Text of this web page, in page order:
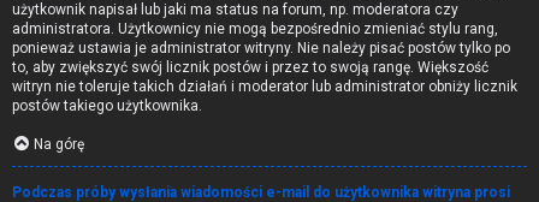
użytkownik napisał lub jaki ma status na forum, np. moderatora czy
administratora. Użytkownicy nie mogą bezpośrednio zmieniać stylu rang,
ponieważ ustawia je administrator witryny. Nie należy pisać postów tylko po
to, aby zwiększyć swój licznik postów i przez to swoją rangę. Większość
witryn nie toleruje takich działań i moderator lub administrator obniży licznik
postów takiego użytkownika.
Na górę
Podczas próby wysłania wiadomości e-mail do użytkownika witryna prosi